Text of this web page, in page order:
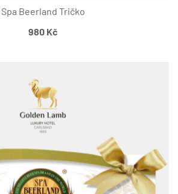
Spa Beerland Tričko
980 Kč